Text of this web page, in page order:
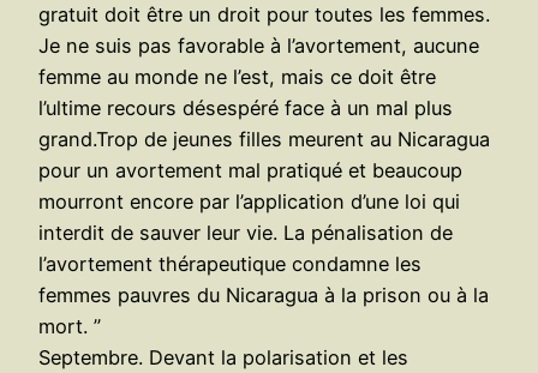
gratuit doit être un droit pour toutes les femmes.
Je ne suis pas favorable à l’avortement, aucune
femme au monde ne l’est, mais ce doit être
l’ultime recours désespéré face à un mal plus
grand.Trop de jeunes filles meurent au Nicaragua
pour un avortement mal pratiqué et beaucoup
mourront encore par l’application d’une loi qui
interdit de sauver leur vie. La pénalisation de
l’avortement thérapeutique condamne les
femmes pauvres du Nicaragua à la prison ou à la
mort. ”
Septembre. Devant la polarisation et les